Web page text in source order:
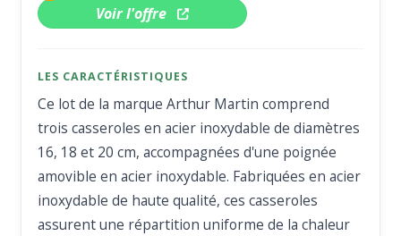
Voir l'offre
LES CARACTÉRISTIQUES
Ce lot de la marque Arthur Martin comprend
trois casseroles en acier inoxydable de diamètres
16, 18 et 20 cm, accompagnées d'une poignée
amovible en acier inoxydable. Fabriquées en acier
inoxydable de haute qualité, ces casseroles
assurent une répartition uniforme de la chaleur